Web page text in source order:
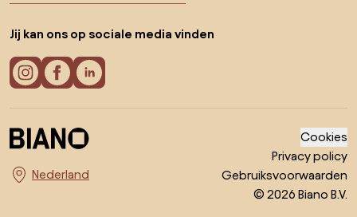
Jij kan ons op sociale media vinden
Kies land
Cookies
Privacy policy
Gebruiksvoorwaarden
© 2026 Biano B.V.